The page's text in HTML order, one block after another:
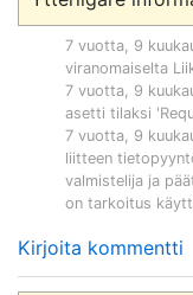
7 vuotta, 9
viranomaiselta
7 vuotta, 9
asetti tilaksi
7 vuotta, 9
liitteen
valmistelija ja
on tarkoitus
Kirjoita kommentti